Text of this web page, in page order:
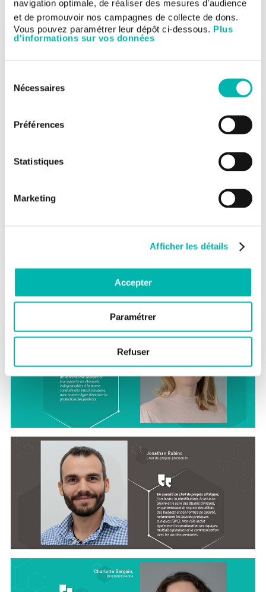
navigation optimale, de réaliser des mesures d’audience
et de promouvoir nos campagnes de collecte de dons.
Vous pouvez paramétrer leur dépôt ci-dessous. Plus
d'informations sur vos données
Nécessaires
Préférences
Statistiques
Marketing
Afficher les détails
Accepter
Paramétrer
Refuser